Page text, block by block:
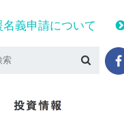
名義申請について